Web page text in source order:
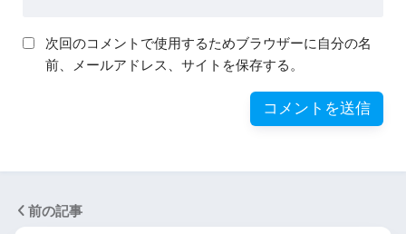
次回のコメントで使用するためブラウザーに自分の名
前、メールアドレス、サイトを保存する。
前の記事